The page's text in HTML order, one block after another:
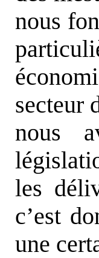
nous
secteur
nous
les
c’est
une